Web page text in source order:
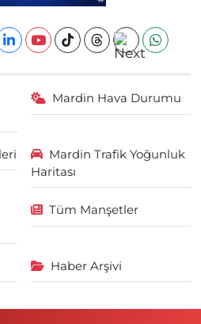
Mardin Hava Durumu
Mardin Trafik Yoğunluk
Haritası
Tüm Manşetler
Haber Arşivi